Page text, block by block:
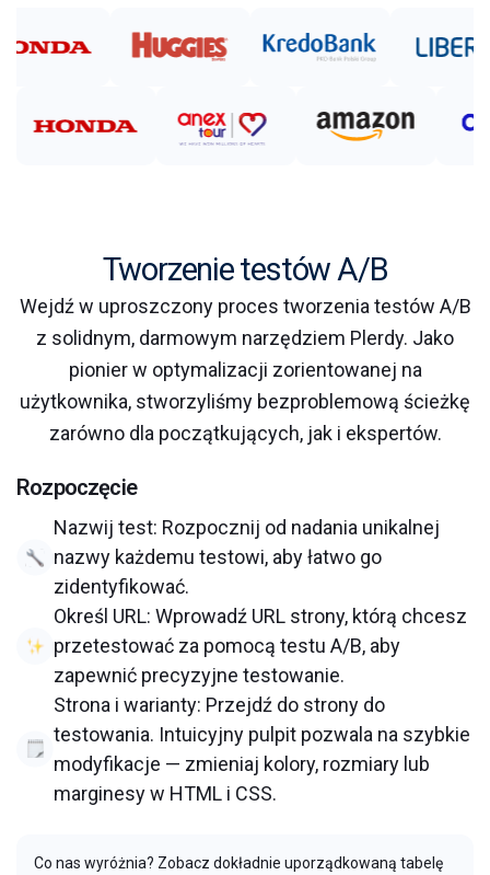
Tworzenie testów A/B
Wejdź w uproszczony proces tworzenia testów A/B
z solidnym, darmowym narzędziem Plerdy. Jako
pionier w optymalizacji zorientowanej na
użytkownika, stworzyliśmy bezproblemową ścieżkę
zarówno dla początkujących, jak i ekspertów.
Rozpoczęcie
Nazwij test: Rozpocznij od nadania unikalnej
nazwy każdemu testowi, aby łatwo go
zidentyfikować.
Określ URL: Wprowadź URL strony, którą chcesz
przetestować za pomocą testu A/B, aby
zapewnić precyzyjne testowanie.
Strona i warianty: Przejdź do strony do
testowania. Intuicyjny pulpit pozwala na szybkie
modyfikacje — zmieniaj kolory, rozmiary lub
marginesy w HTML i CSS.
Co nas wyróżnia? Zobacz dokładnie uporządkowaną tabelę